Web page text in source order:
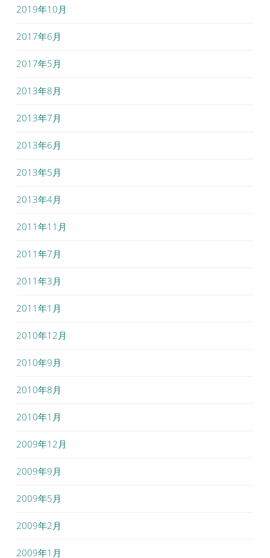
2019年10月
2017年6月
2017年5月
2013年8月
2013年7月
2013年6月
2013年5月
2013年4月
2011年11月
2011年7月
2011年3月
2011年1月
2010年12月
2010年9月
2010年8月
2010年1月
2009年12月
2009年9月
2009年5月
2009年2月
2009年1月